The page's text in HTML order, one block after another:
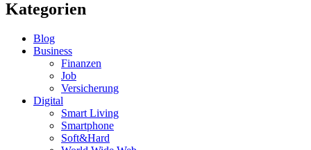
Kategorien
Blog
Business
Finanzen
Job
Versicherung
Digital
Smart Living
Smartphone
Soft&Hard